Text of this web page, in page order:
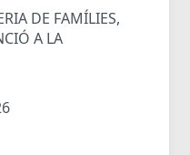
DE FAMÍLIES,
A LA